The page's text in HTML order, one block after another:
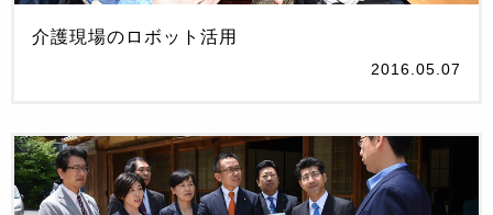
介護現場のロボット活用
2016.05.07